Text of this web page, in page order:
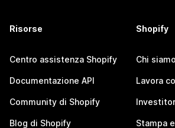
Risorse
Centro assistenza Shopify
Documentazione API
Community di Shopify
Blog di Shopify
Shopify
Chi siamo
Lavora
Stampa